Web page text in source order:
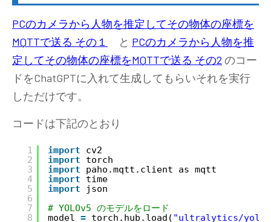
PCのカメラから人物を推定してその物体の座標を
MQTTで送る その１
と PCのカメラから人物を推
定してその物体の座標をMQTTで送る その2 のコー
ドをChatGPTに入れて生成してもらいそれを実行
しただけです。
コードは下記のとおり
1
2
3
4
5
6
7
8
import
cv2
import
torch
import
paho.mqtt.client as mqtt
import
time
import
json
# YOLOv5 のモデルをロード
model = torch.hub.load( "ultralytics/